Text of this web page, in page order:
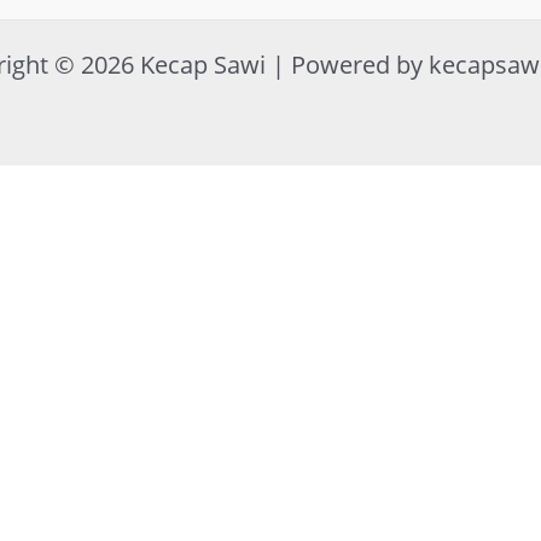
© 2026 Kecap Sawi | Powered by